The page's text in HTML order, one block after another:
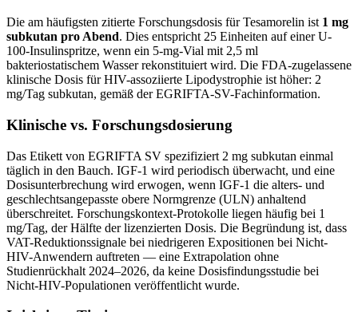
Die am häufigsten zitierte Forschungsdosis für Tesamorelin ist 1 mg
subkutan pro Abend. Dies entspricht 25 Einheiten auf einer U-
100-Insulinspritze, wenn ein 5-mg-Vial mit 2,5 ml
bakteriostatischem Wasser rekonstituiert wird. Die FDA-zugelassene
klinische Dosis für HIV-assoziierte Lipodystrophie ist höher: 2
mg/Tag subkutan, gemäß der EGRIFTA-SV-Fachinformation.
Klinische vs. Forschungsdosierung
Das Etikett von EGRIFTA SV spezifiziert 2 mg subkutan einmal
täglich in den Bauch. IGF-1 wird periodisch überwacht, und eine
Dosisunterbrechung wird erwogen, wenn IGF-1 die alters- und
geschlechtsangepasste obere Normgrenze (ULN) anhaltend
überschreitet. Forschungskontext-Protokolle liegen häufig bei 1
mg/Tag, der Hälfte der lizenzierten Dosis. Die Begründung ist, dass
VAT-Reduktionssignale bei niedrigeren Expositionen bei Nicht-
HIV-Anwendern auftreten — eine Extrapolation ohne
Studienrückhalt 2024–2026, da keine Dosisfindungsstudie bei
Nicht-HIV-Populationen veröffentlicht wurde.